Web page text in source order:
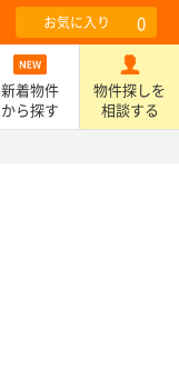
お気に入り 0
新着物件
から探す
物件探しを
相談する